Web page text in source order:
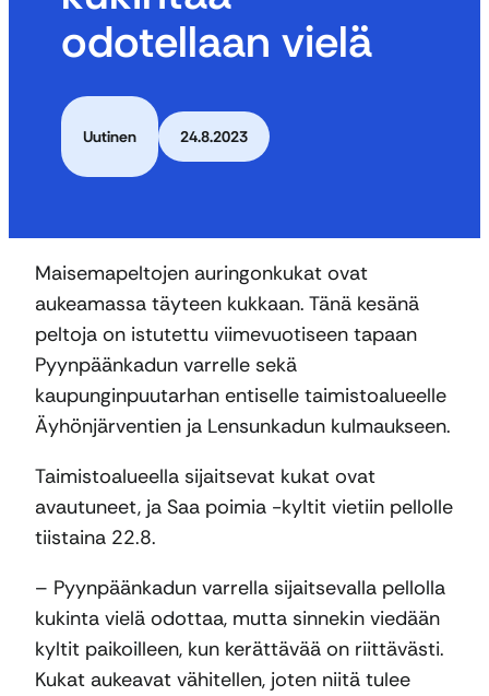
odotellaan vielä
Uutinen 24.8.2023
Maisemapeltojen auringonkukat ovat
aukeamassa täyteen kukkaan. Tänä kesänä
peltoja on istutettu viimevuotiseen tapaan
Pyynpäänkadun varrelle sekä
kaupunginpuutarhan entiselle taimistoalueelle
Äyhönjärventien ja Lensunkadun kulmaukseen.
Taimistoalueella sijaitsevat kukat ovat
avautuneet, ja Saa poimia -kyltit vietiin pellolle
tiistaina 22.8.
– Pyynpäänkadun varrella sijaitsevalla pellolla
kukinta vielä odottaa, mutta sinnekin viedään
kyltit paikoilleen, kun kerättävää on riittävästi.
Kukat aukeavat vähitellen, joten niitä tulee